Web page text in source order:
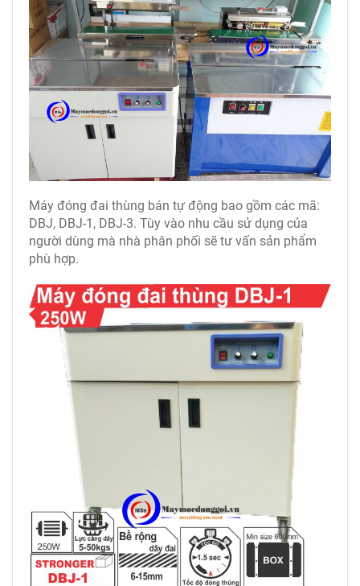
Máy đóng đai thùng bán tự động bao gồm các mã:
DBJ, DBJ-1, DBJ-3. Tùy vào nhu cầu sử dụng của
người dùng mà nhà phân phối sẽ tư vấn sản phẩm
phù hợp.